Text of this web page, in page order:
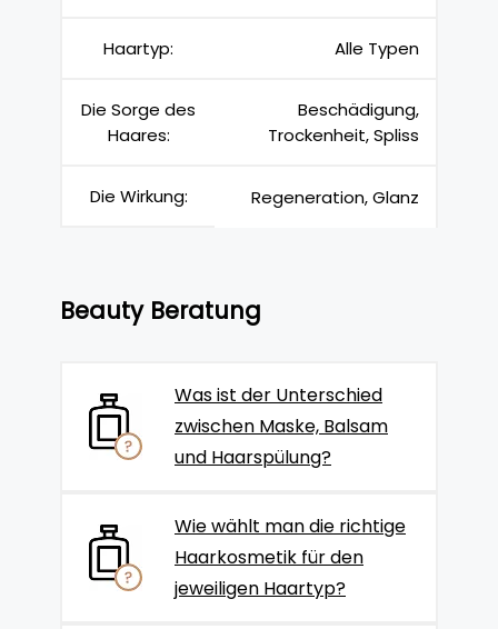
Haartyp: Alle Typen
Die Sorge des
Haares:
Beschädigung,
Trockenheit, Spliss
Die Wirkung: Regeneration, Glanz
Beauty Beratung
Was ist der Unterschied
zwischen Maske, Balsam
und Haarspülung?
Wie wählt man die richtige
Haarkosmetik für den
jeweiligen Haartyp?